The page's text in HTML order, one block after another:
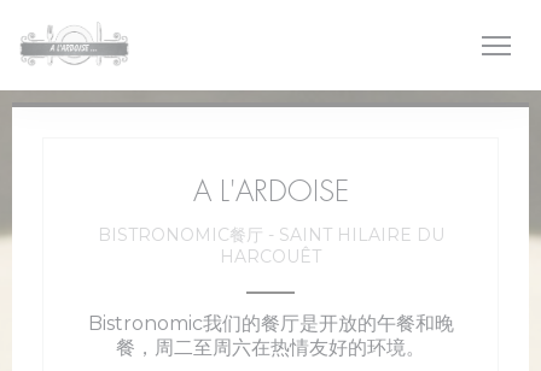
A L'ARDOISE
BISTRONOMIC餐厅 - SAINT HILAIRE DU
HARCOUÊT
Bistronomic我们的餐厅是开放的午餐和晚
餐，周二至周六在热情友好的环境。